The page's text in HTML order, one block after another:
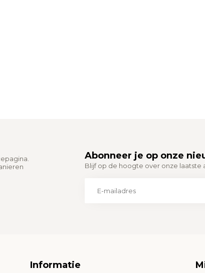
Abonneer je op onze
Blijf op de hoogte over onze laatste
Informatie